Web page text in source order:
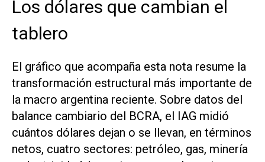
Los dólares que cambian el
tablero
El gráfico que acompaña esta nota resume la
transformación estructural más importante de
la macro argentina reciente. Sobre datos del
balance cambiario del BCRA, el IAG midió
cuántos dólares dejan o se llevan, en términos
netos, cuatro sectores: petróleo, gas, minería